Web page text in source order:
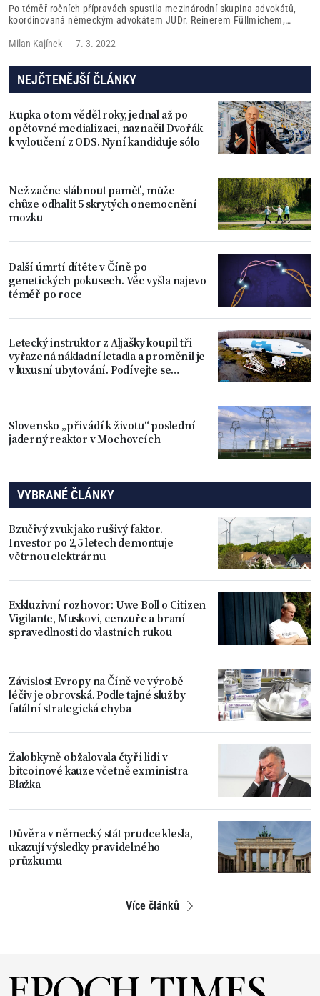
Po téměř ročních přípravách spustila mezinárodní skupina advokátů,
koordinovaná německým advokátem JUDr. Reinerem Füllmichem,
skutečnost, že soudy nejsou v současné době ochotny žalobu tohoto
„procesní chyby“...
Milan Kajínek 7. 3. 2022
NEJČTENĚJŠÍ ČLÁNKY
Kupka o tom věděl roky, jednal až po
opětovné medializaci, naznačil Dvořák
k vyloučení z ODS. Nyní kandiduje sólo
Než začne slábnout paměť, může
chůze odhalit 5 skrytých onemocnění
mozku
Další úmrtí dítěte v Číně po
genetických pokusech. Věc vyšla najevo
téměř po roce
Letecký instruktor z Aljašky koupil tři
vyřazená nákladní letadla a proměnil je
v luxusní ubytování. Podívejte se
Slovensko „přivádí k životu“ poslední
jaderný reaktor v Mochovcích
VYBRANÉ ČLÁNKY
Bzučivý zvuk jako rušivý faktor.
Investor po 2,5 letech demontuje
větrnou elektrárnu
Exkluzivní rozhovor: Uwe Boll o Citizen
Vigilante, Muskovi, cenzuře a braní
spravedlnosti do vlastních rukou
Závislost Evropy na Číně ve výrobě
léčiv je obrovská. Podle tajné služby
fatální strategická chyba
Žalobkyně obžalovala čtyři lidi v
bitcoinové kauze včetně exministra
Blažka
Důvěra v německý stát prudce klesla,
ukazují výsledky pravidelného
průzkumu
Více článků